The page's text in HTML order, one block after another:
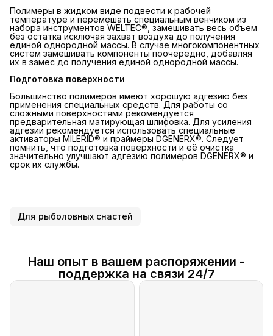
Полимеры в жидком виде подвести к рабочей
температуре и перемешать специальным венчиком из
набора инструментов WELTEC®, замешивать весь объем
без остатка исключая захват воздуха до получения
единой однородной массы. В случае многокомпонентных
систем замешивать компоненты поочередно, добавляя
их в замес до получения единой однородной массы.
Подготовка поверхности
Большинство полимеров имеют хорошую адгезию без
применения специальных средств. Для работы со
сложными поверхностями рекомендуется
предварительная матирующая шлифовка. Для усиления
адгезии рекомендуется использовать специальные
активаторы MILERID® и праймеры DGENERX®. Следует
помнить, что подготовка поверхности и её очистка
значительно улучшают адгезию полимеров DGENERX® и
срок их службы.
Для рыболовных снастей
Наш опыт в вашем распоряжении -
поддержка на связи 24/7